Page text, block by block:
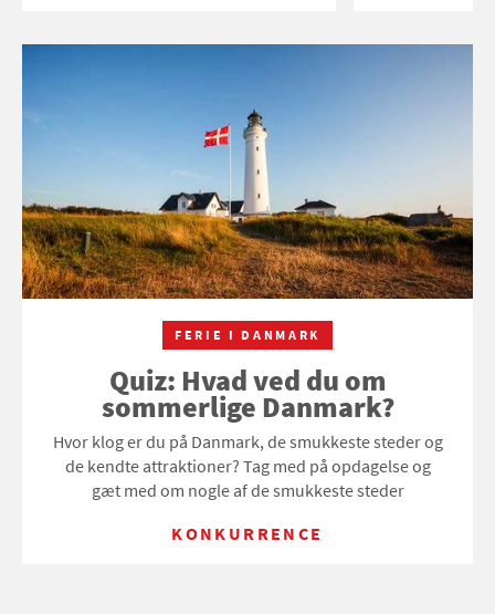
FERIE I DANMARK
Quiz: Hvad ved du om
sommerlige Danmark?
Hvor klog er du på Danmark, de smukkeste steder og
de kendte attraktioner? Tag med på opdagelse og
gæt med om nogle af de smukkeste steder
KONKURRENCE